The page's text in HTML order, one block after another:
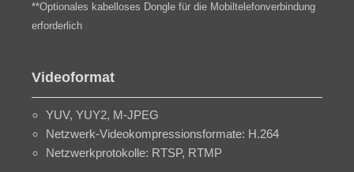
**Optionales kabelloses Dongle für die Mobiltelefonverbindung
erforderlich
Videoformat
YUV, YUY2, M-JPEG
Netzwerk-Videokompressionsformate: H.264
Netzwerkprotokolle: RTSP, RTMP